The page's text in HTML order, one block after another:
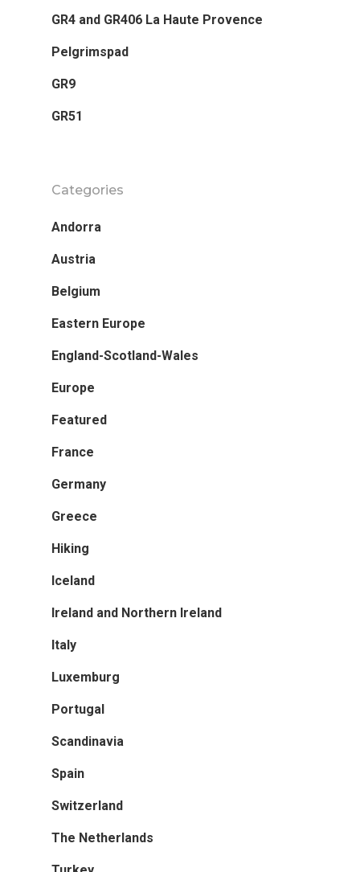
GR4 and GR406 La Haute Provence
Pelgrimspad
GR9
GR51
Categories
Andorra
Austria
Belgium
Eastern Europe
England-Scotland-Wales
Europe
Featured
France
Germany
Greece
Hiking
Iceland
Ireland and Northern Ireland
Italy
Luxemburg
Portugal
Scandinavia
Spain
Switzerland
The Netherlands